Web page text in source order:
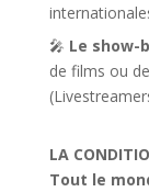
🎤 Le show-
de films ou
LA
Tout le